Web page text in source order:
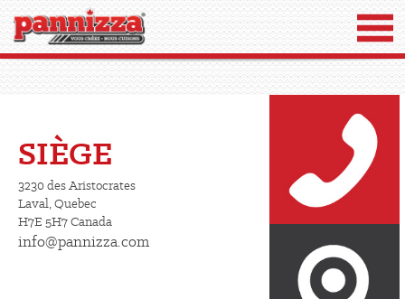
SIÈGE
3230 des Aristocrates
Laval, Quebec
H7E 5H7 Canada
info@pannizza.com